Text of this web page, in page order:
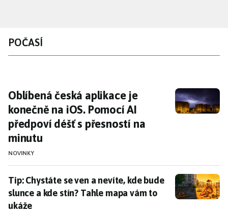
obsahu
POČASÍ
Oblíbená česká aplikace je konečně na
Oblíbená česká aplikace je
konečně na iOS. Pomocí AI
předpoví déšť s přesností na
minutu
NOVINKY
Tip: Chystáte se ven a nevíte, kde bude slunce a kde
Tip: Chystáte se ven a nevíte, kde bude
slunce a kde stín? Tahle mapa vám to
ukáže